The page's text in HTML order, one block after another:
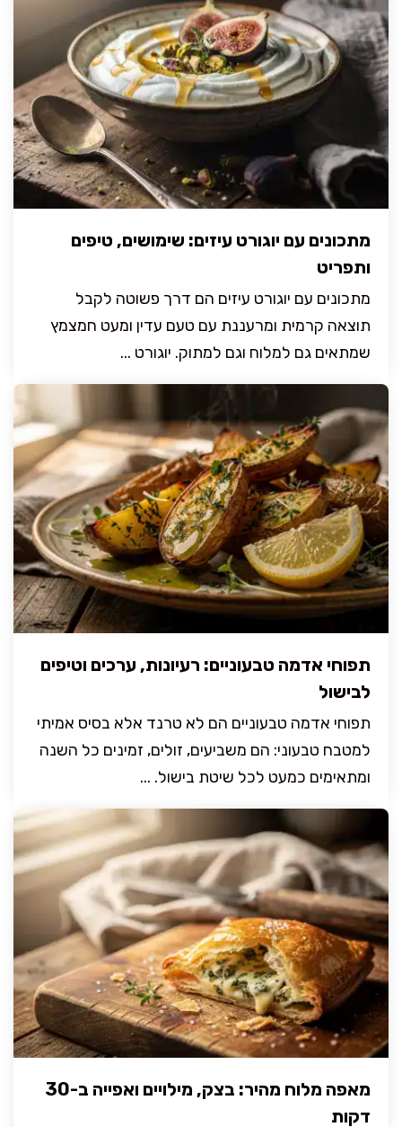
מתכונים עם יוגורט עיזים: שימושים, טיפים
ותפריט
מתכונים עם יוגורט עיזים הם דרך פשוטה לקבל
תוצאה קרמית ומרעננת עם טעם עדין ומעט חמצמץ
שמתאים גם למלוח וגם למתוק. יוגורט ...
תפוחי אדמה טבעוניים: רעיונות, ערכים וטיפים
לבישול
תפוחי אדמה טבעוניים הם לא טרנד אלא בסיס אמיתי
למטבח טבעוני: הם משביעים, זולים, זמינים כל השנה
ומתאימים כמעט לכל שיטת בישול. ...
מאפה מלוח מהיר: בצק, מילויים ואפייה ב-30
דקות